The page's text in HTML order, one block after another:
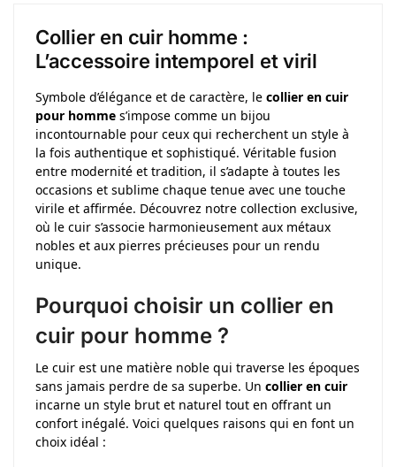
Collier en cuir homme :
L’accessoire intemporel et viril
Symbole d’élégance et de caractère, le collier en cuir
pour homme s’impose comme un bijou
incontournable pour ceux qui recherchent un style à
la fois authentique et sophistiqué. Véritable fusion
entre modernité et tradition, il s’adapte à toutes les
occasions et sublime chaque tenue avec une touche
virile et affirmée. Découvrez notre collection exclusive,
où le cuir s’associe harmonieusement aux métaux
nobles et aux pierres précieuses pour un rendu
unique.
Pourquoi choisir un collier en
cuir pour homme ?
Le cuir est une matière noble qui traverse les époques
sans jamais perdre de sa superbe. Un collier en cuir
incarne un style brut et naturel tout en offrant un
confort inégalé. Voici quelques raisons qui en font un
choix idéal :